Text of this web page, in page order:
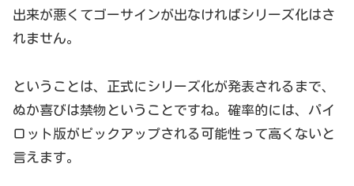
出来が悪くてゴーサインが出なければシリーズ化はさ
れません。
ということは、正式にシリーズ化が発表されるまで、
ぬか喜びは禁物ということですね。確率的には、パイ
ロット版がピックアップされる可能性って高くないと
言えます。